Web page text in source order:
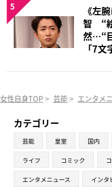
《左
智 “
然…“
「7文
5
女性自身TOP > 芸能 > エンタメ
カテゴリー
芸能 皇室 国内
ライフ コミック
エンタメニュース インタ